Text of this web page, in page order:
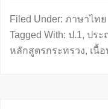
Filed Under: ภาษาไทย
Tagged With: ป.1, ประ
หลักสูตรกระทรวง, เนื้